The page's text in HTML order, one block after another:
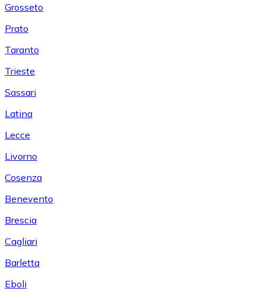
Grosseto
Prato
Taranto
Trieste
Sassari
Latina
Lecce
Livorno
Cosenza
Benevento
Brescia
Cagliari
Barletta
Eboli